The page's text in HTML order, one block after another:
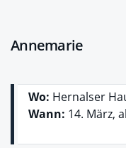
Annemarie
Wo: Hernalser
Wann: 14. März,